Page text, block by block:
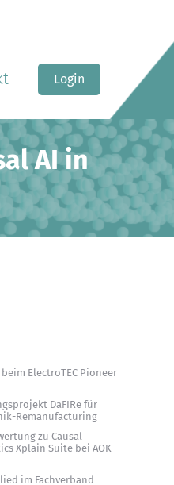
Login
AI in
ElectroTEC Pioneer
DaFIRe für
Remanufacturing
zu Causal
Xplain Suite bei AOK
im Fachverband